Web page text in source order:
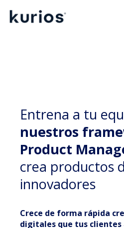
Entrena a tu
nuestros
Product
crea productos
innovadores
Crece de forma rápida
digitales que tus clientes